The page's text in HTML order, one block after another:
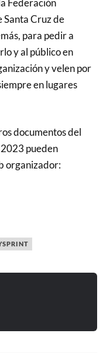
Federación
Cruz de
para pedir a
y al público en
y velen por
en lugares
documentos del
pueden
organizador: